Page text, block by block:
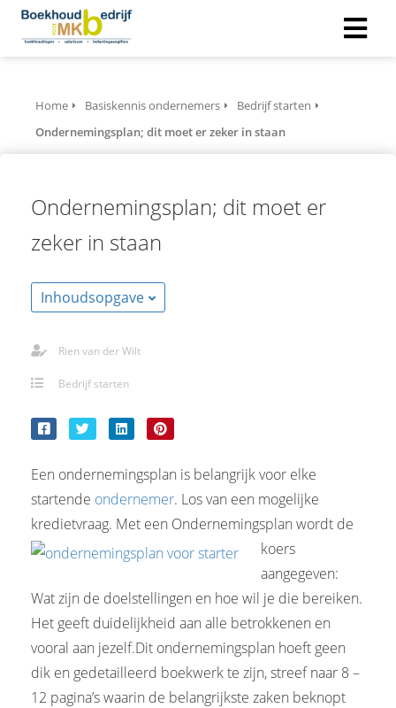
Home Basiskennis ondernemers
Bedrijf starten
Ondernemingsplan; dit moet er zeker in staan
Ondernemingsplan; dit moet er
zeker in staan
Inhoudsopgave
Rien van der Wilt
Bedrijf starten
Een ondernemingsplan is belangrijk voor elke
startende ondernemer. Los van een mogelijke
kredietvraag. Met een Ondernemingsplan wordt de
koers
aangegeven:
Wat zijn de doelstellingen en hoe wil je die bereiken.
Het geeft duidelijkheid aan alle betrokkenen en
vooral aan jezelf.Dit ondernemingsplan hoeft geen
dik en gedetailleerd boekwerk te zijn, streef naar 8 –
12 pagina’s waarin de belangrijkste zaken beknopt